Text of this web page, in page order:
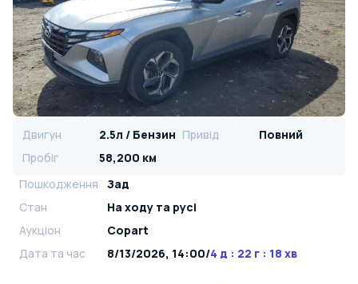
Двигун 2.5л / Бензин Привід
Повний
Пробіг
58,200 км
Пошкодження
Зад
Стан
На ​​ходу та русі
Аукціон
Copart
Дата та час
8/13/2026, 14:00/4 д : 22 г : 18 хв